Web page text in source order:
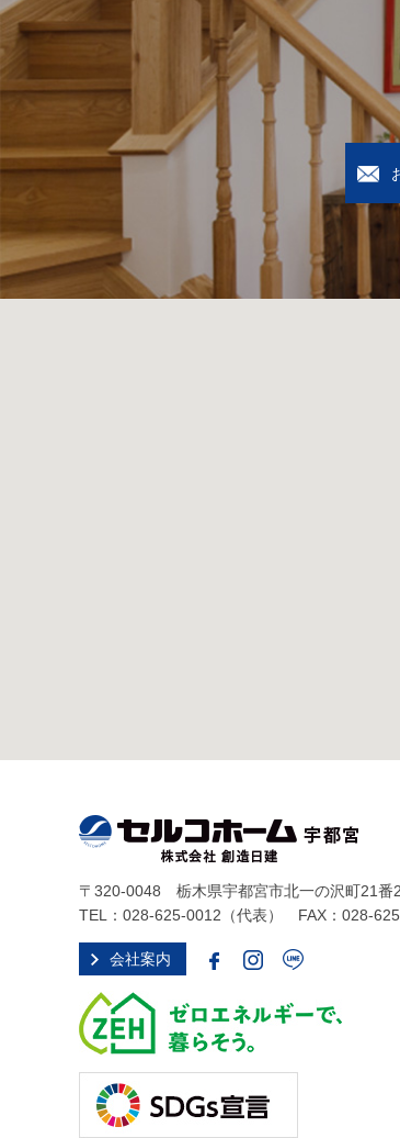
〒320-0048 栃木県宇都宮市北一の沢町21番
TEL： 028-625-0012 （代表） FAX：028-
会社案内